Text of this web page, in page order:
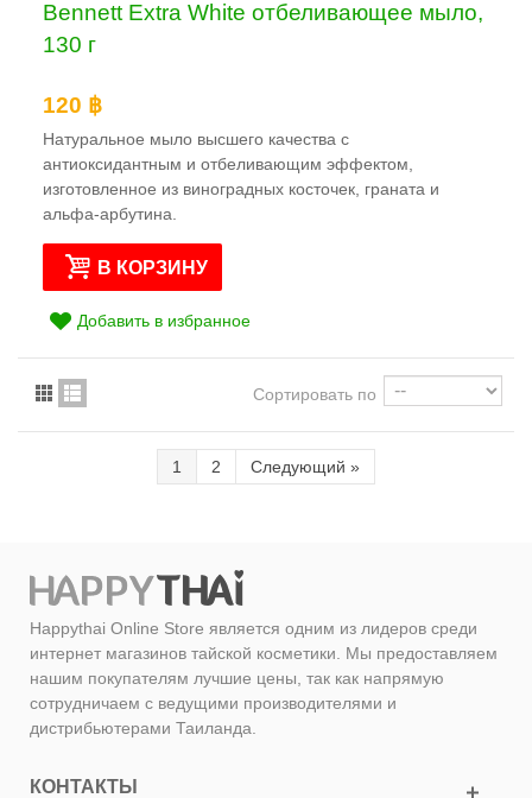
Bennett Extra White отбеливающее мыло,
130 г
120 ฿
Натуральное мыло высшего качества с
антиоксидантным и отбеливающим эффектом,
изготовленное из виноградных косточек, граната и
альфа-арбутина.
В КОРЗИНУ
Добавить в избранное
Сортировать по
1 2 Следующий »
Happythai Online Store является одним из лидеров среди
интернет магазинов тайской косметики. Мы предоставляем
нашим покупателям лучшие цены, так как напрямую
сотрудничаем с ведущими производителями и
дистрибьютерами Таиланда.
КОНТАКТЫ